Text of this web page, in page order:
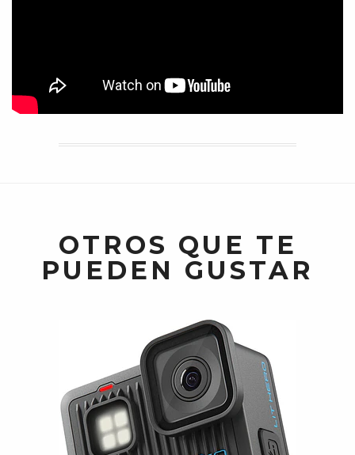
OTROS QUE TE
PUEDEN GUSTAR